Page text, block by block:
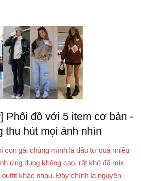
Phối đồ với 5 item cơ bản -
thu hút mọi ánh nhìn
con gái chúng mình là đầu tư quá nhiều
ứng dụng không cao, rất khó để mix
khác nhau. Đây chính là nguyên